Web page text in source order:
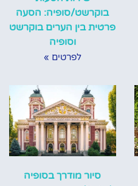
בוקרשט/סופיה: הסעה
פרטית בין הערים בוקרשט
וסופיה
לפרטים »
סיור מודרך בסופיה